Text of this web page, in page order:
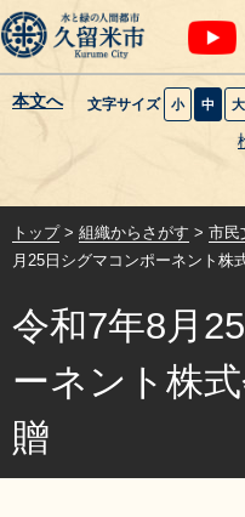
本文へ 文字サイズ 小 中 大
暮らし・届出
健康・医療・福祉
観光魅力・イベント
創業・産業・ビジネ
計画・政策
トップ> 組織からさがす > 市民
月25日シグマコンポーネント株
令和7年8月
ーネント株
贈